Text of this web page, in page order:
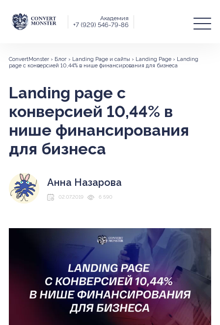
Академия
+7 (929) 546-79-86
ConvertMonster› Блог› Landing Page и сайты › Landing Page› Landing
page с конверсией 10,44% в нише финансирования для бизнеса
Landing page с
конверсией 10,44% в
нише финансирования
для бизнеса
Анна Назарова
02.07.2019 6 590